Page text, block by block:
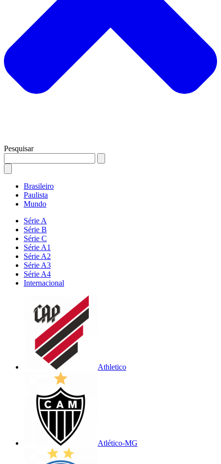
Pesquisar
Brasileiro
Paulista
Mundo
Série A
Série B
Série C
Série A1
Série A2
Série A3
Série A4
Internacional
Athletico
Atlético-MG